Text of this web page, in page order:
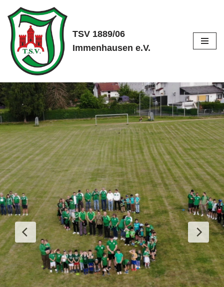
Zum
Inhalt
springen
TSV 1889/06
Immenhausen e.V.